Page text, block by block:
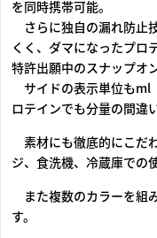
を同時携帯可能。
さらに独自の漏れ防止
くく、ダマになったプロ
特許出願中のスナップオ
サイドの表示単位もml
ロテインでも分量の間違
素材にも徹底的にこだ
ジ、食洗機、冷蔵庫での
また複数のカラーを組
す。